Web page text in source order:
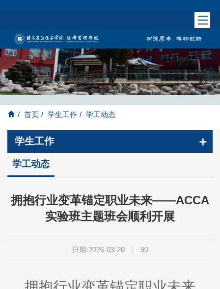
/ 首页 / 学生工作 / 学工动态
学生工作
学工动态
拥抱行业变革锚定职业未来——ACCA
实验班主题班会顺利开展
日期:2026-03-20 | 90